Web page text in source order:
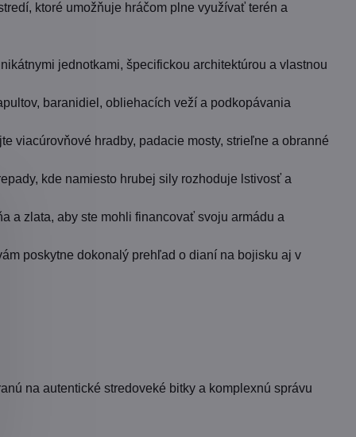
ktoré umožňuje hráčom plne využívať terén a
jednotkami, špecifickou architektúrou a vlastnou
baranidiel, obliehacích veží a podkopávania
viacúrovňové hradby, padacie mosty, strieľne a obranné
kde namiesto hrubej sily rozhoduje lstivosť a
a zlata, aby ste mohli financovať svoju armádu a
poskytne dokonalý prehľad o dianí na bojisku aj v
na autentické stredoveké bitky a komplexnú správu